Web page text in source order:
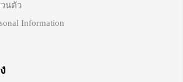
นตัว
Information